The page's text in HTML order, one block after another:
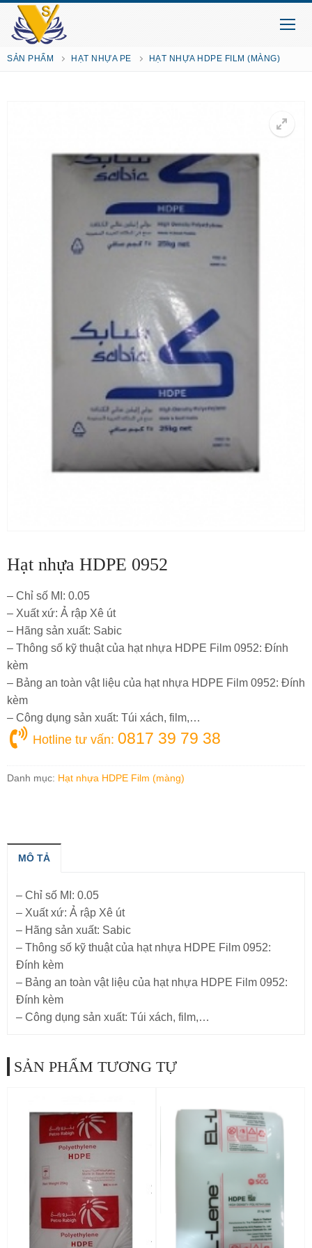
SẢN PHẨM HẠT NHỰA PE HẠT NHỰA HDPE FILM (MÀNG)
Hạt nhựa HDPE 0952
– Chỉ số MI: 0.05
– Xuất xứ: Ả rập Xê út
– Hãng sản xuất: Sabic
– Thông số kỹ thuật của hạt nhựa HDPE Film 0952: Đính
kèm
– Bảng an toàn vật liệu của hạt nhựa HDPE Film 0952: Đính
kèm
– Công dụng sản xuất: Túi xách, film,…
Hotline tư vấn: 0817 39 79 38
Danh mục: Hạt nhựa HDPE Film (màng)
MÔ TẢ
– Chỉ số MI: 0.05
– Xuất xứ: Ả rập Xê út
– Hãng sản xuất: Sabic
– Thông số kỹ thuật của hạt nhựa HDPE Film 0952:
Đính kèm
– Bảng an toàn vật liệu của hạt nhựa HDPE Film 0952:
Đính kèm
– Công dụng sản xuất: Túi xách, film,…
SẢN PHẨM TƯƠNG TỰ